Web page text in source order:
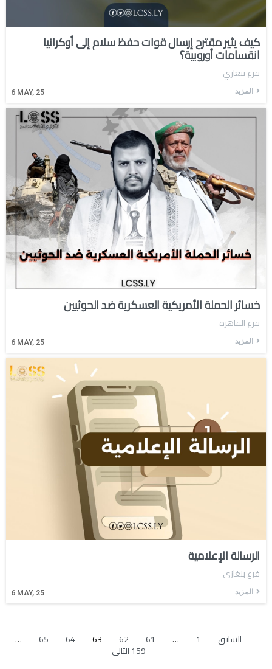
كيف يثير مقترح إرسال قوات حفظ سلام إلى أوكرانيا
انقسامات أوروبية؟
6 MAY, 25
فرع بنغازي
المزيد
خسائر الحملة الأمريكية العسكرية ضد الحوثيين
6 MAY, 25
فرع القاهرة
المزيد
الرسالة الإعلامية
6 MAY, 25
فرع بنغازي
المزيد
السابق 1
…
61
62
63
64
65
…
159التالي